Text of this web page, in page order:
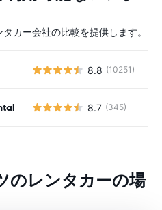
カー会社の比較を提供します。
8.8 (10251)
8.7 (345)
のレンタカーの場